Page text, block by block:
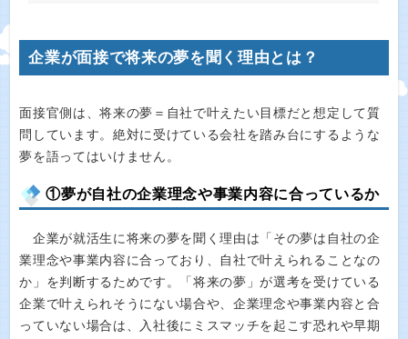
企業が面接で将来の夢を聞く理由とは？
面接官側は、将来の夢＝自社で叶えたい目標だと想定して質
問しています。絶対に受けている会社を踏み台にするような
夢を語ってはいけません。
①夢が自社の企業理念や事業内容に合っているか
企業が就活生に将来の夢を聞く理由は「その夢は自社の企
業理念や事業内容に合っており、自社で叶えられることなの
か」を判断するためです。「将来の夢」が選考を受けている
企業で叶えられそうにない場合や、企業理念や事業内容と合
っていない場合は、入社後にミスマッチを起こす恐れや早期